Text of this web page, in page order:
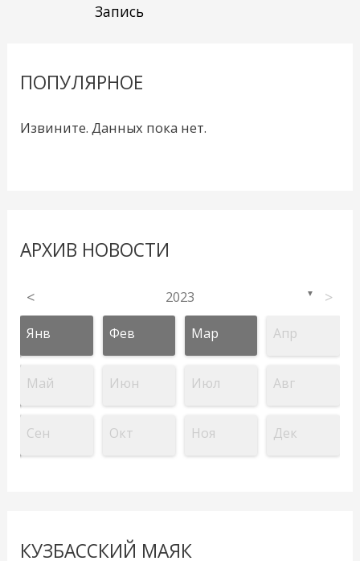
Запись
ПОПУЛЯРНОЕ
Извините. Данных пока нет.
АРХИВ НОВОСТИ
< 2023 ▼ >
Янв Фев Мар Апр
Май Июн Июл Авг
Сен Окт Ноя Дек
КУЗБАССКИЙ МАЯК